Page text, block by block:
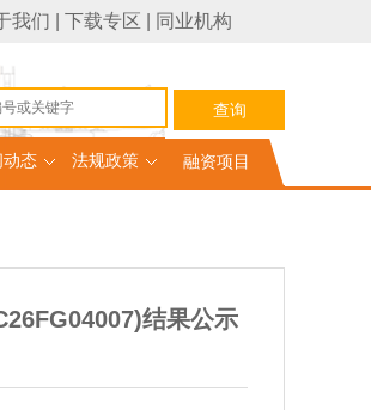
我们 下载专区 同业机构
动态 法规政策 融资项目
结果公示